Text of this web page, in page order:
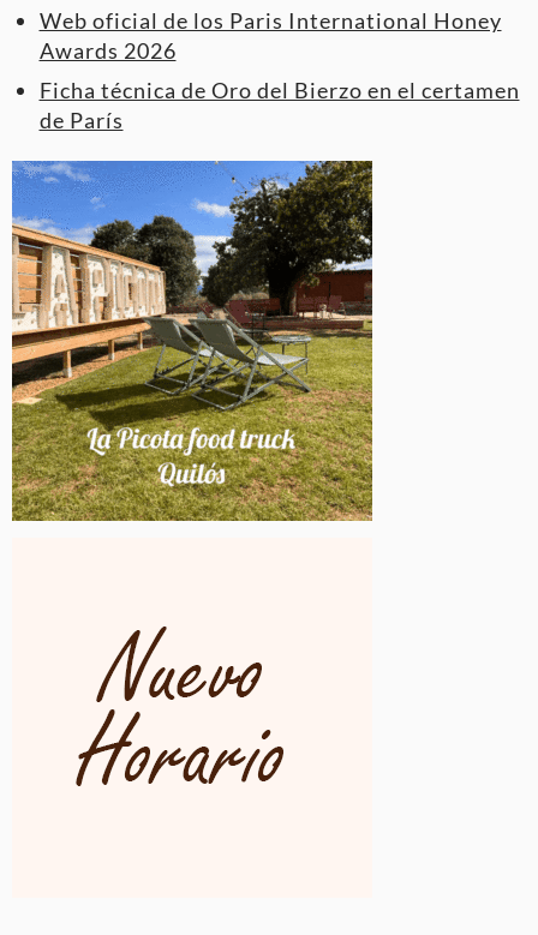
Web oficial de los Paris International Honey
Awards 2026
Ficha técnica de Oro del Bierzo en el certamen
de París